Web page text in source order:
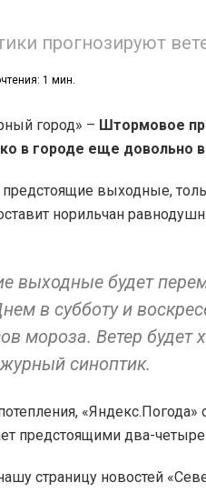
прогнозируют
1 мин.
город» – Штормовое
в городе еще довольно
предстоящие выходные,
норильчан
выходные будет
в субботу и
мороза. Ветер
синоптик.
предстоящими два-
страницу новостей